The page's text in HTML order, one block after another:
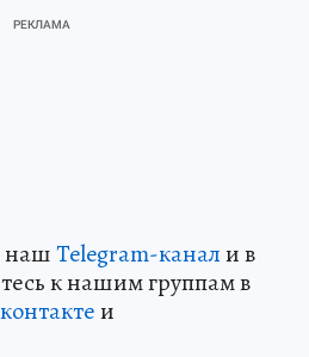
нашTelegram-канали в
к нашим группам в
и